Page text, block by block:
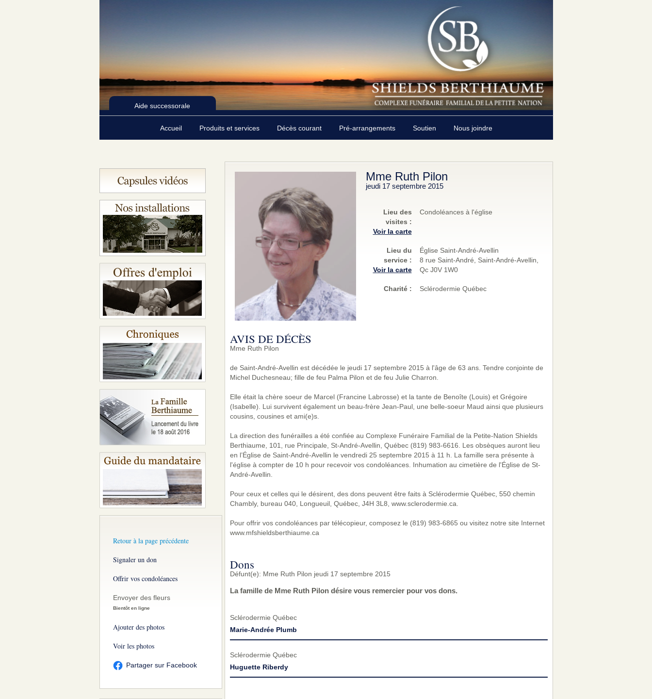
Aide successorale
Accueil Produits et services Décès courant Pré-arrangements Soutien Nous joindre
Retour à la page précédente
Signaler un don
Offrir vos condoléances
Envoyer des fleurs
Bientôt en ligne
Ajouter des photos
Voir les photos
Partager sur Facebook
Mme Ruth Pilon
jeudi 17 septembre 2015
Lieu des
visites :
Voir la carte
Condoléances à l'église
Lieu du
service :
Voir la carte
Église Saint-André-Avellin
8 rue Saint-André, Saint-André-Avellin,
Qc J0V 1W0
Charité: Sclérodermie Québec
AVIS DE DÉCÈS
Mme Ruth Pilon
de Saint-André-Avellin est décédée le jeudi 17 septembre 2015 à l'âge de 63 ans. Tendre conjointe de
Michel Duchesneau; fille de feu Palma Pilon et de feu Julie Charron.
Elle était la chère soeur de Marcel (Francine Labrosse) et la tante de Benoîte (Louis) et Grégoire
(Isabelle). Lui survivent également un beau-frère Jean-Paul, une belle-soeur Maud ainsi que plusieurs
cousins, cousines et ami(e)s.
La direction des funérailles a été confiée au Complexe Funéraire Familial de la Petite-Nation Shields
Berthiaume, 101, rue Principale, St-André-Avellin, Québec (819) 983-6616. Les obsèques auront lieu
en l’Église de Saint-André-Avellin le vendredi 25 septembre 2015 à 11 h. La famille sera présente à
l'église à compter de 10 h pour recevoir vos condoléances. Inhumation au cimetière de l'Église de St-
André-Avellin.
Pour ceux et celles qui le désirent, des dons peuvent être faits à Sclérodermie Québec, 550 chemin
Chambly, bureau 040, Longueuil, Québec, J4H 3L8, www.sclerodermie.ca.
Pour offrir vos condoléances par télécopieur, composez le (819) 983-6865 ou visitez notre site Internet
www.mfshieldsberthiaume.ca
Dons
Défunt(e): Mme Ruth Pilon jeudi 17 septembre 2015
La famille de Mme Ruth Pilon désire vous remercier pour vos dons.
Sclérodermie Québec
Marie-Andrée Plumb
Sclérodermie Québec
Huguette Riberdy